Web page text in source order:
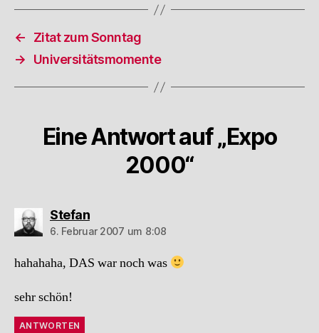
←
Zitat zum Sonntag
→
Universitätsmomente
Eine Antwort auf „Expo
2000“
Stefansagt:
6. Februar 2007 um 8:08
hahahaha, DAS war noch was
sehr schön!
ANTWORTEN